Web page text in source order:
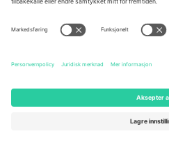
Av Chapultepec 360, Roma
Ciudad de México, CDMX,
Plattformleverandørens juridiske
sted, begivenhet og/eller domene.